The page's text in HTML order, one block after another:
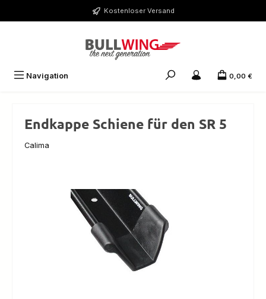
Zum Hauptinhalt springen Kostenloser Versand
Navigation 0,00 €
Endkappe Schiene für den SR 5
Calima